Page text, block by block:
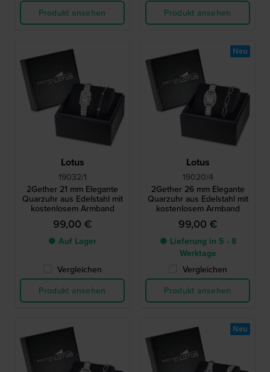
Produkt ansehen Produkt ansehen
Lotus
19032/1
2Gether 21 mm Elegante
Quarzuhr aus Edelstahl mit
kostenlosem Armband
99,00 €
● Auf Lager
Vergleichen
Produkt ansehen
Lotus
19020/4
2Gether 26 mm Elegante
Quarzuhr aus Edelstahl mit
kostenlosem Armband
99,00 €
● Lieferung in 5 - 8
Werktage
Vergleichen
Produkt ansehen
Neu
Neu